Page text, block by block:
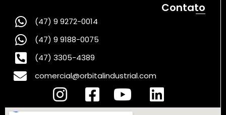
Contato
(47) 9 9272-0014
(47) 9 9188-0075
(47) 3305-4389
comercial@orbitalindustrial.com